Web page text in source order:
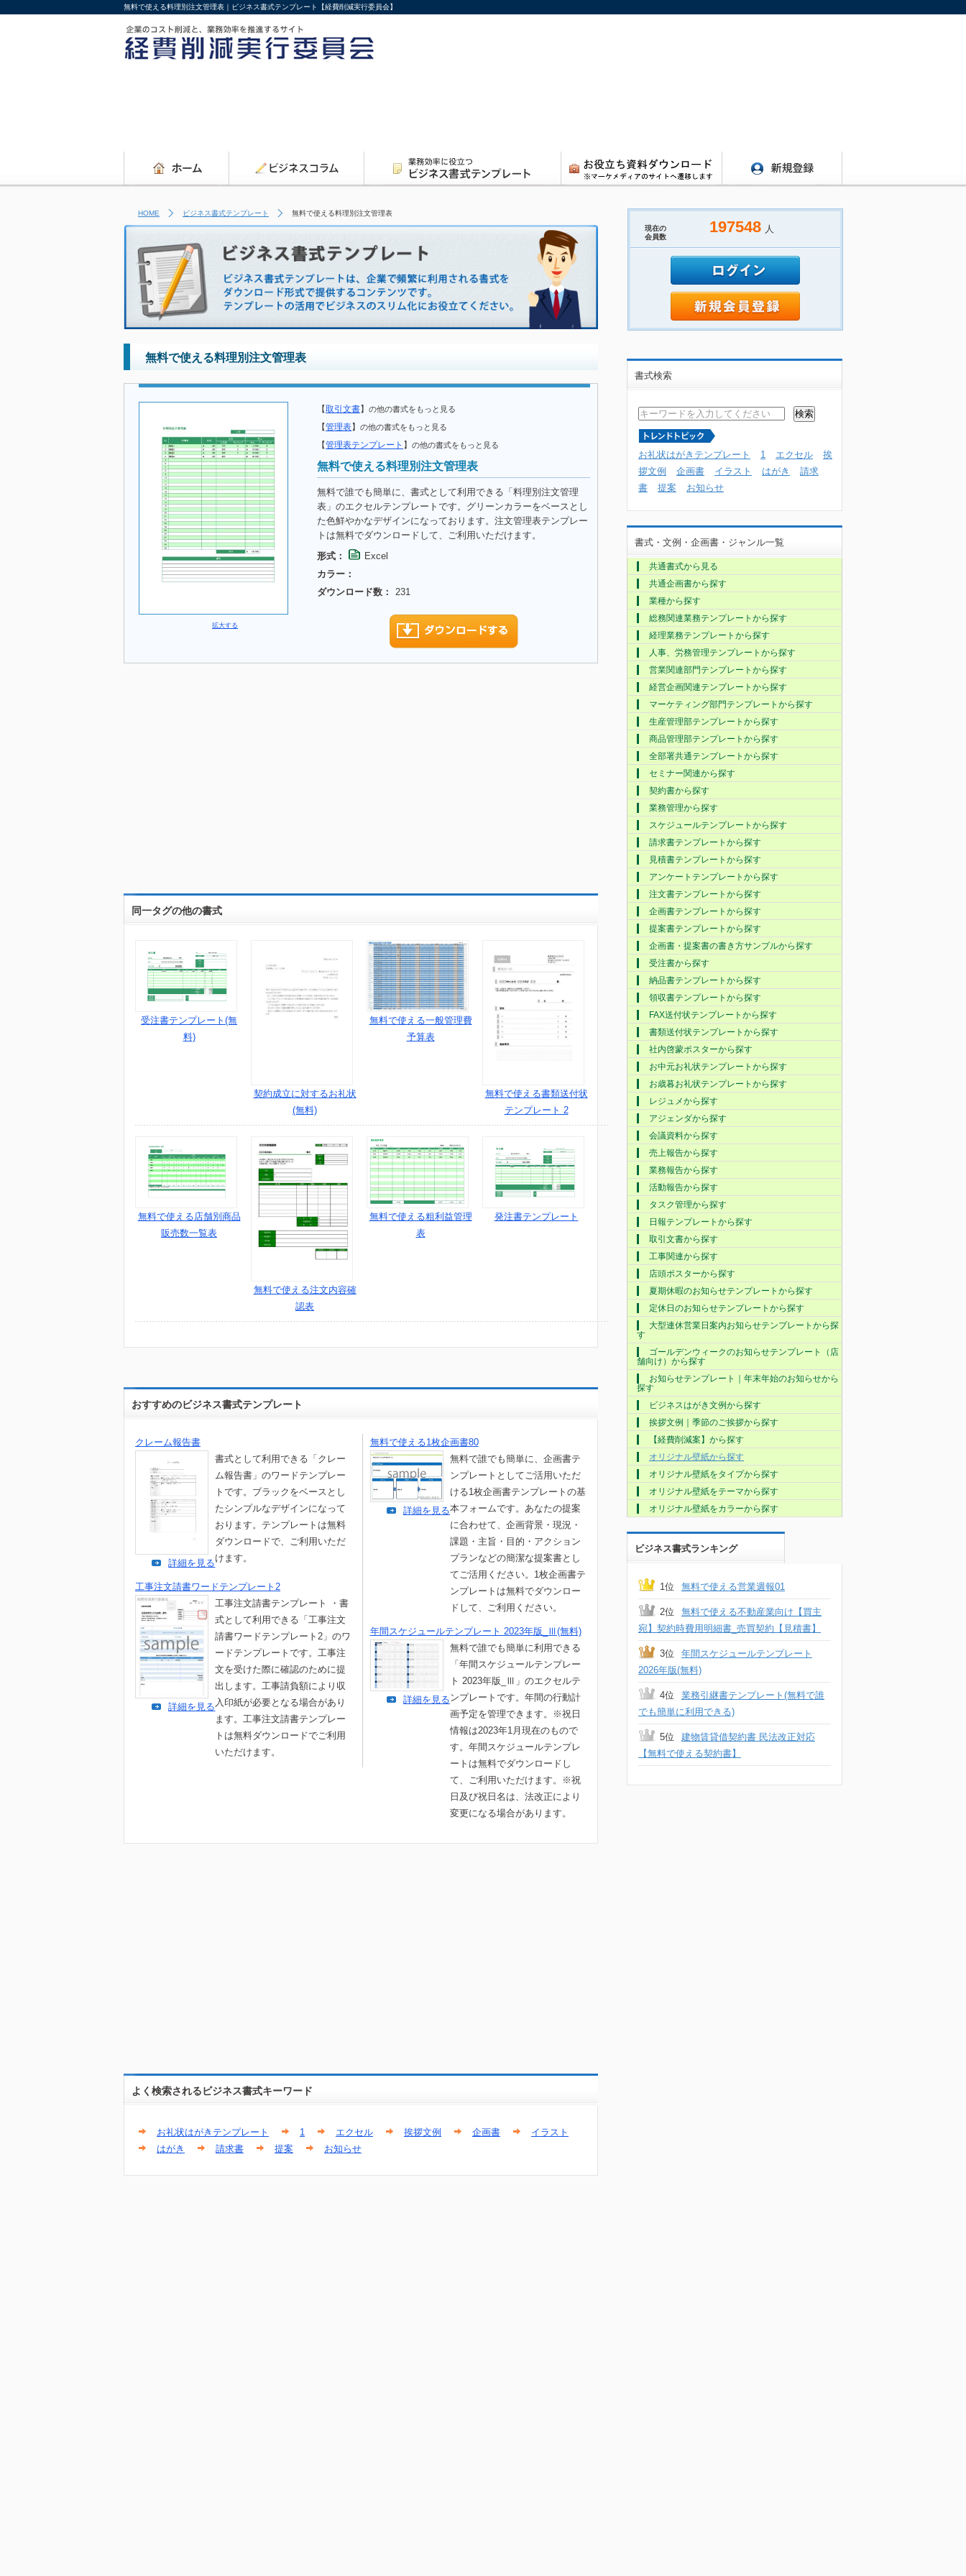
無料で使える料理別注文管理表｜ビジネス書式テンプレート【経費削減実行委員会】
HOME ビジネス書式テンプレート 無料で使える料理別注文管理表
無料で使える料理別注文管理表
拡大する
【取引文書】 の他の書式をもっと見る
【管理表】 の他の書式をもっと見る
【管理表テンプレート 】 の他の書式をもっと見る
無料で使える料理別注文管理表
無料で誰でも簡単に、書式として利用できる「料理別注文管理
表」のエクセルテンプレートです。グリーンカラーをベースとし
た色鮮やかなデザインになっております。注文管理表テンプレー
トは無料でダウンロードして、ご利用いただけます。
形式：
Excel
カラー：
ダウンロード数：
231
同一タグの他の書式
受注書テンプレート(無
料)
契約成立に対するお礼状
(無料)
無料で使える一般管理費
予算表
無料で使える書類送付状
テンプレート 2
無料で使える店舗別商品
販売数一覧表
無料で使える注文内容確
認表
無料で使える粗利益管理
表
発注書テンプレート
おすすめのビジネス書式テンプレート
クレーム報告書
書式として利用できる「クレー
ム報告書」のワードテンプレー
トです。ブラックをベースとし
たシンプルなデザインになって
おります。テンプレートは無料
ダウンロードで、ご利用いただ
けます。
詳細を見る
無料で使える1枚企画書80
無料で誰でも簡単に、企画書テ
ンプレートとしてご活用いただ
ける1枚企画書テンプレートの基
本フォームです。あなたの提案
に合わせて、企画背景・現況・
課題・主旨・目的・アクション
プランなどの簡潔な提案書とし
てご活用ください。1枚企画書テ
ンプレートは無料でダウンロー
ドして、ご利用ください。
詳細を見る
工事注文請書ワードテンプレート2
工事注文請書テンプレート ・書
式として利用できる「工事注文
請書ワードテンプレート2」のワ
ードテンプレートです。工事注
文を受けた際に確認のために提
出します。工事請負額により収
入印紙が必要となる場合があり
ます。工事注文請書テンプレー
トは無料ダウンロードでご利用
いただけます。
詳細を見る
年間スケジュールテンプレート 2023年版_Ⅲ(無料)
無料で誰でも簡単に利用できる
「年間スケジュールテンプレー
ト 2023年版_Ⅲ」のエクセルテ
ンプレートです。年間の行動計
画予定を管理できます。※祝日
情報は2023年1月現在のもので
す。年間スケジュールテンプレ
ートは無料でダウンロードし
て、ご利用いただけます。※祝
日及び祝日名は、法改正により
変更になる場合があります。
詳細を見る
よく検索されるビジネス書式キーワード
お礼状はがきテンプレート 1 エクセル 挨拶文例 企画書
イラスト
はがき
請求書 提案 お知らせ
現在の
会員数
197548 人
書式検索
お礼状はがきテンプレート 1 エクセル
挨
拶文例
企画書 イラスト はがき
請求
書
提案 お知らせ
書式・文例・企画書・ジャンル一覧
共通書式から見る
共通企画書から探す
業種から探す
総務関連業務テンプレートから探す
経理業務テンプレートから探す
人事、労務管理テンプレートから探す
営業関連部門テンプレートから探す
経営企画関連テンプレートから探す
マーケティング部門テンプレートから探す
生産管理部テンプレートから探す
商品管理部テンプレートから探す
全部署共通テンプレートから探す
セミナー関連から探す
契約書から探す
業務管理から探す
スケジュールテンプレートから探す
請求書テンプレートから探す
見積書テンプレートから探す
アンケートテンプレートから探す
注文書テンプレートから探す
企画書テンプレートから探す
提案書テンプレートから探す
企画書・提案書の書き方サンプルから探す
受注書から探す
納品書テンプレートから探す
領収書テンプレートから探す
FAX送付状テンプレートから探す
書類送付状テンプレートから探す
社内啓蒙ポスターから探す
お中元お礼状テンプレートから探す
お歳暮お礼状テンプレートから探す
レジュメから探す
アジェンダから探す
会議資料から探す
売上報告から探す
業務報告から探す
活動報告から探す
タスク管理から探す
日報テンプレートから探す
取引文書から探す
工事関連から探す
店頭ポスターから探す
夏期休暇のお知らせテンプレートから探す
定休日のお知らせテンプレートから探す
大型連休営業日案内お知らせテンプレートから探
す
ゴールデンウィークのお知らせテンプレート（店
舗向け）から探す
お知らせテンプレート｜年末年始のお知らせから
探す
ビジネスはがき文例から探す
挨拶文例｜季節のご挨拶から探す
【経費削減案】から探す
オリジナル壁紙から探す
オリジナル壁紙をタイプから探す
オリジナル壁紙をテーマから探す
オリジナル壁紙をカラーから探す
ビジネス書式ランキング
1位 無料で使える営業週報01
2位
無料で使える不動産業向け【買主
宛】契約時費用明細書_売買契約【見積書】
3位
年間スケジュールテンプレート
2026年版(無料)
4位
業務引継書テンプレート(無料で誰
でも簡単に利用できる)
5位
建物賃貸借契約書 民法改正対応
【無料で使える契約書】